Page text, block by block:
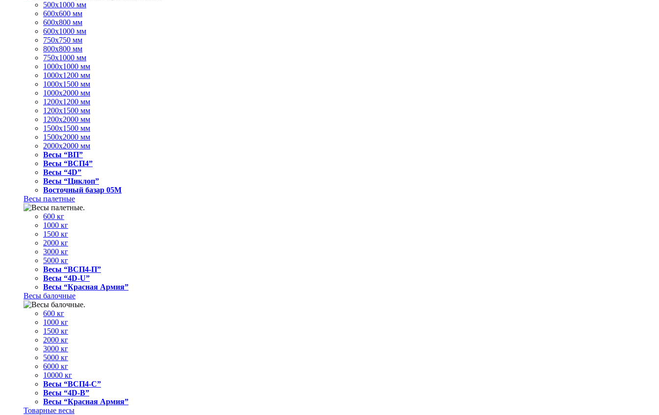
500x1000 мм
600x600 мм
600x800 мм
600x1000 мм
750x750 мм
800x800 мм
750x1000 мм
1000x1000 мм
1000x1200 мм
1000x1500 мм
1000x2000 мм
1200x1200 мм
1200x1500 мм
1200x2000 мм
1500x1500 мм
1500x2000 мм
2000x2000 мм
Весы “ВП”
Весы “ВСП4”
Весы “4D”
Весы “Циклоп”
Восточный базар 05M
Весы палетные
600 кг
1000 кг
1500 кг
2000 кг
3000 кг
5000 кг
Весы “ВСП4-П”
Весы “4D-U”
Весы “Красная Армия”
Весы балочные
600 кг
1000 кг
1500 кг
2000 кг
3000 кг
5000 кг
6000 кг
10000 кг
Весы “ВСП4-С”
Весы “4D-В”
Весы “Красная Армия”
Товарные весы